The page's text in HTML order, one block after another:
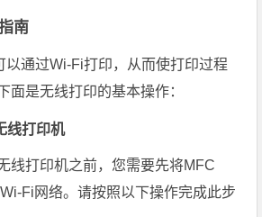
南
以通过Wi-Fi打印，从而使打印过程
面是无线打印的基本操作：
线打印机
线打印机之前，您需要先将MFC
Fi网络。请按照以下操作完成此步